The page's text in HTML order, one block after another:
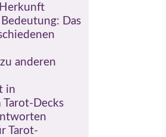
Das
anderen
in
Tarot-Decks
Tarot-